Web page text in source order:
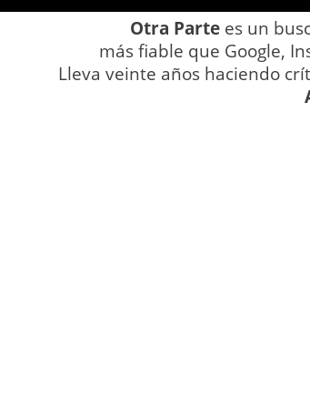
Otra Partees un
más fiable que Google,
Lleva veinte años haciendo